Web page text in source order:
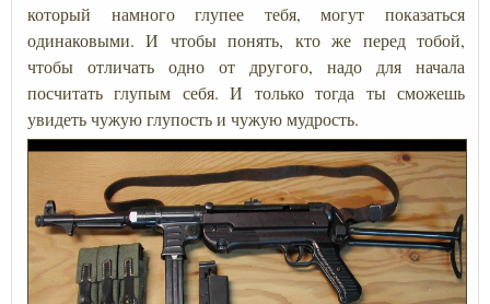
который намного глупее тебя, могут показаться
одинаковыми. И чтобы понять, кто же перед тобой,
чтобы отличать одно от другого, надо для начала
посчитать глупым себя. И только тогда ты сможешь
увидеть чужую глупость и чужую мудрость.